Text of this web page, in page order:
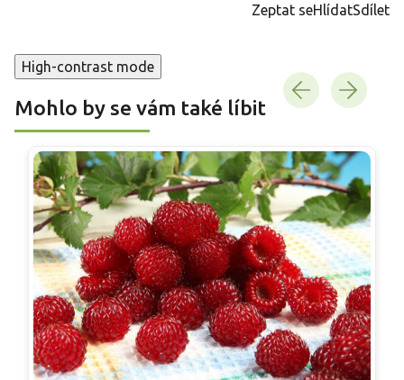
Zeptat seHlídatSdílet
High-contrast mode
Mohlo by se vám také líbit